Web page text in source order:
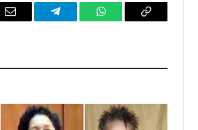
Email Telegram WhatsAppCopy